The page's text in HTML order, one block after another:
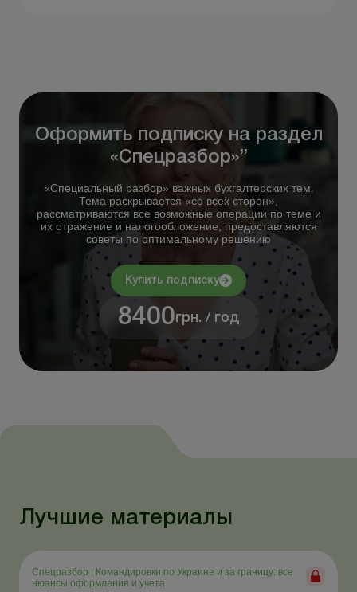
Оформить подписку на раздел
«Спецразбор»”
«Специальный разбор» важных бухгалтерских тем.
Тема раскрывается «со всех сторон»,
рассматриваются все возможные операции по теме и
их отражение и налогообложение, предоставляются
советы по оптимальному решению
Купить подписку
8400грн. / год
Лучшие материалы
Спецразбор
Командировки по Украине и за границу: все
нюансы оформления и учета